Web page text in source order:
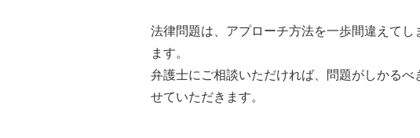
法律問題は、アプローチ方法を一歩間違えて
ます。
弁護士にご相談いただければ、問題がしかる
せていただきます。